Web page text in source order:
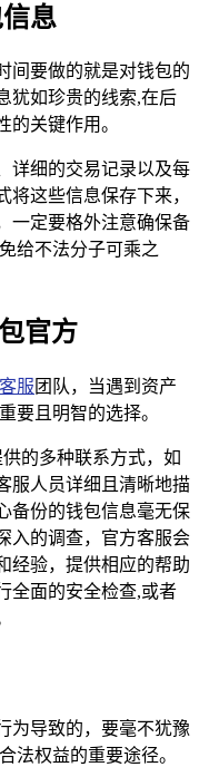
息
间要做的就是对钱包的
犹如珍贵的线索,在后
关键作用。
详细的交易记录以及每
这些信息保存下来，
一定要格外注意确保备
给不法分子可乘之
官方
客服 团队，当遇到资产
要且明智的选择。
的多种联系方式，如
服人员详细且清晰地描
备份的钱包信息毫无保
入的调查，官方客服会
经验，提供相应的帮助
全面的安全检查,或者
为导致的，要毫不犹豫
法权益的重要途径。